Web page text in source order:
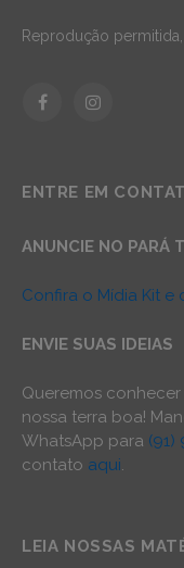
Reprodução
FacebookInstagram
ENTRE EM
ANUNCIE NO PARÁ
Confira o Mídia Kit e
ENVIE SUAS IDEIAS
Queremos
nossa terra boa!
WhatsApp para (91)
contato aqui.
LEIA NOSSAS